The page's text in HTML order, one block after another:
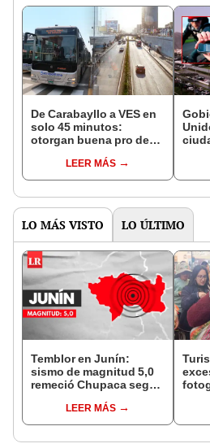
De Carabayllo a VES en
solo 45 minutos:
otorgan buena pro de
Metropolitano con la
Línea 1
LEER MÁS
LO MÁS VISTO LO ÚLTIMO
Temblor en Junín:
sismo de magnitud 5,0
remeció Chupaca según
LEER MÁS